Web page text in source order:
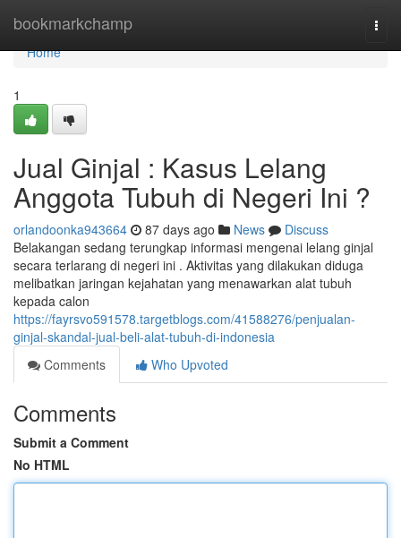
bookmarkchamp
Home
Home
1
Jual Ginjal : Kasus Lelang
Anggota Tubuh di Negeri Ini ?
orlandoonka943664 87 days ago News
Discuss
Belakangan sedang terungkap informasi mengenai lelang ginjal
secara terlarang di negeri ini . Aktivitas yang dilakukan diduga
melibatkan jaringan kejahatan yang menawarkan alat tubuh
kepada calon
https://fayrsvo591578.targetblogs.com/41588276/penjualan-
ginjal-skandal-jual-beli-alat-tubuh-di-indonesia
Comments
Who Upvoted
Comments
Submit a Comment
No HTML